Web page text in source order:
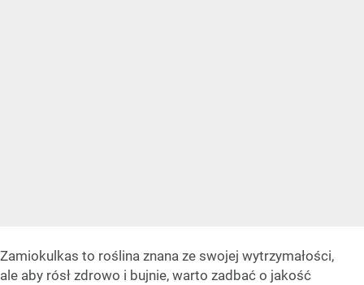
Zamiokulkas to roślina znana ze swojej wytrzymałości,
ale aby rósł zdrowo i bujnie, warto zadbać o jakość